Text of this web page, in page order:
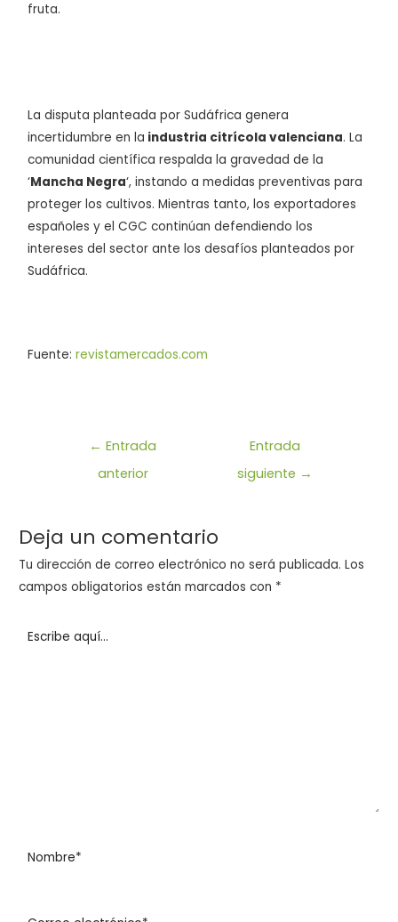
fruta.
La disputa planteada por Sudáfrica genera
incertidumbre en la industria citrícola valenciana. La
comunidad científica respalda la gravedad de la
‘Mancha Negra‘, instando a medidas preventivas para
proteger los cultivos. Mientras tanto, los exportadores
españoles y el CGC continúan defendiendo los
intereses del sector ante los desafíos planteados por
Sudáfrica.
Fuente:revistamercados.com
← Entrada
anterior
Entrada
siguiente →
Deja un comentario
Tu dirección de correo electrónico no será publicada. Los
campos obligatorios están marcados con *